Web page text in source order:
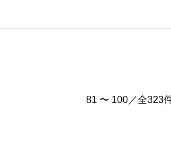
81 〜 100／全323